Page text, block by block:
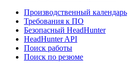
Производственный календарь
Требования к ПО
Безопасный HeadHunter
HeadHunter API
Поиск работы
Поиск по резюме